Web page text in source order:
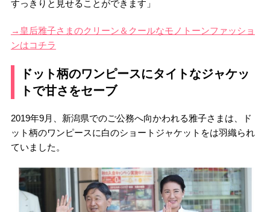
すっきりと見せることができます」
→皇后雅子さまのクリーン＆クールなモノトーンファッショ
ンはコチラ
ドット柄のワンピースにタイトなジャケッ
トで甘さをセーブ
2019年9月、新潟県でのご公務へ向かわれる雅子さまは、ド
ット柄のワンピースに白のショートジャケットをは羽織られ
ていました。